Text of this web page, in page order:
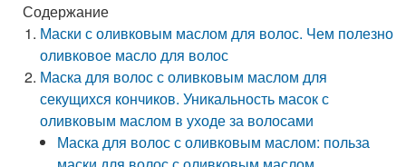
Содержание
Маски с оливковым маслом для волос. Чем полезно
оливковое масло для волос
Маска для волос с оливковым маслом для
секущихся кончиков. Уникальность масок с
оливковым маслом в уходе за волосами
Маска для волос с оливковым маслом: польза